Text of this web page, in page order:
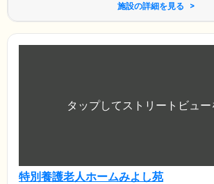
施設の詳細を見る
特別養護老人ホームみよし苑